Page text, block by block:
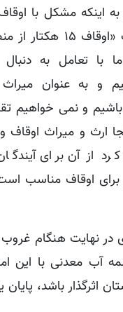
اینکه مشکل با
یا نه؟ هم گفت «اوقاف
با تعامل به دنبال
و به عنوان میراث
و نمی خواهیم
ارث و میراث
از آن برای
برای اوقاف مناسب
در نهایت هنگام غروب
آب معدنی با این
اثرگذار باشد،